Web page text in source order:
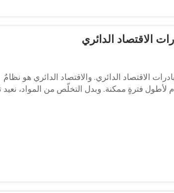
الاقتصاد الدائري
الاقتصاد الدائري. والاقتصاد الدائري هو نظامٌ
لأطول فترةٍ ممكنة. وبدل التخلّص من المواد، نعيد